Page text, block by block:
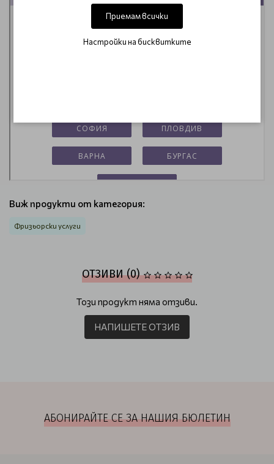
Виж продукти от категория:
Фризьорски услуги
ОТЗИВИ (0)
Този продукт няма отзиви.
НАПИШЕТЕ ОТЗИВ
АБОНИРАЙТЕ СЕ ЗА НАШИЯ БЮЛЕТИН
Приемам всички
Настройки на бисквитките